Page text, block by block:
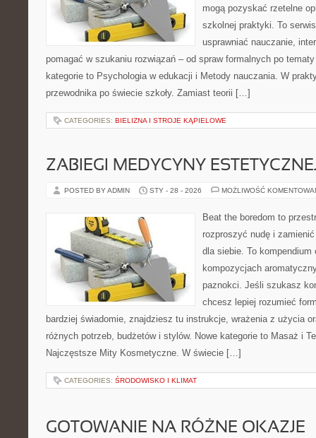
mogą pozyskać rzetelne
szkolnej praktyki. To
usprawniać nauczanie,
pomagać w szukaniu rozwiązań – od spraw formalnych po
kategorie to Psychologia w edukacji i Metody nauczania. W
przewodnika po świecie szkoły. Zamiast teorii […]
CATEGORIES: BIELIZNA I STROJE KĄPIELOWE
ZABIEGI MEDYCYNY
POSTED BY ADMIN STY - 28 - 2026 MOŻLIWOŚĆ
Beat the boredom to
rozproszyć nudę i
dla siebie. To
kompozycjach
paznokci. Jeśli szukasz
chcesz lepiej rozumieć
bardziej świadomie, znajdziesz tu instrukcje, wrażenia z użycia
różnych potrzeb, budżetów i stylów. Nowe kategorie to Masaż i
Najczęstsze Mity Kosmetyczne. W świecie […]
CATEGORIES: ŚRODOWISKO I KLIMAT
GOTOWANIE NA RÓŻNE OKAZJE